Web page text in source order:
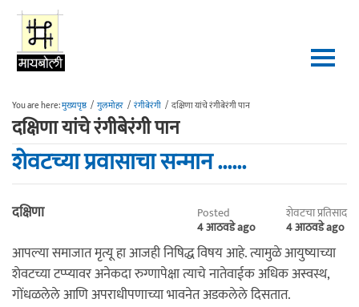
Skip to main content
You are here:मुख्यपृष्ठ / गुलमोहर / रंगीबेरंगी / दक्षिणा यांचे रंगीबेरंगी पान
दक्षिणा यांचे रंगीबेरंगी पान
शेवटच्या प्रवासाचा सन्मान ......
दक्षिणा Posted
4 आठवडे ago
शेवटचा प्रतिसाद
4 आठवडे ago
आपल्या समाजात मृत्यू हा आजही निषिद्ध विषय आहे. त्यामुळे आयुष्याच्या
शेवटच्या टप्प्यावर अनेकदा रुग्णापेक्षा त्याचे नातेवाईक अधिक अस्वस्थ,
गोंधळलेले आणि अपराधीपणाच्या भावनेत अडकलेले दिसतात.